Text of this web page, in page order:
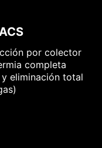
por colector
completa
eliminación total